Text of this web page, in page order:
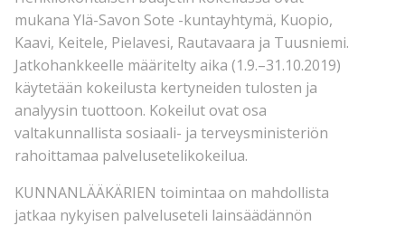
mukana Ylä-Savon Sote -kuntayhtymä, Kuopio,
Kaavi, Keitele, Pielavesi, Rautavaara ja Tuusniemi.
Jatkohankkeelle määritelty aika (1.9.–31.10.2019)
käytetään kokeilusta kertyneiden tulosten ja
analyysin tuottoon. Kokeilut ovat osa
valtakunnallista sosiaali- ja terveysministeriön
rahoittamaa palvelusetelikokeilua.
KUNNANLÄÄKÄRIEN toimintaa on mahdollista
jatkaa nykyisen palveluseteli lainsäädännön